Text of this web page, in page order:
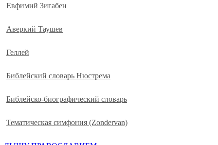
Евфимий Зигабен
Аверкий Таушев
Геллей
Библейский словарь Нюстрема
Библейско-биографический словарь
Тематическая симфония (Zondervan)